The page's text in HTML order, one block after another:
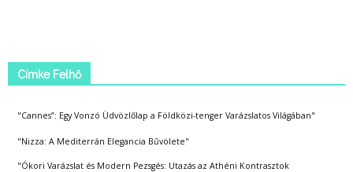
Címke Felhő
"Cannes”: Egy Vonzó Üdvözlőlap a Földközi-tenger Varázslatos Világában"
"Nizza: A Mediterrán Elegancia Bűvölete"
"Ókori Varázslat és Modern Pezsgés: Utazás az Athéni Kontrasztok